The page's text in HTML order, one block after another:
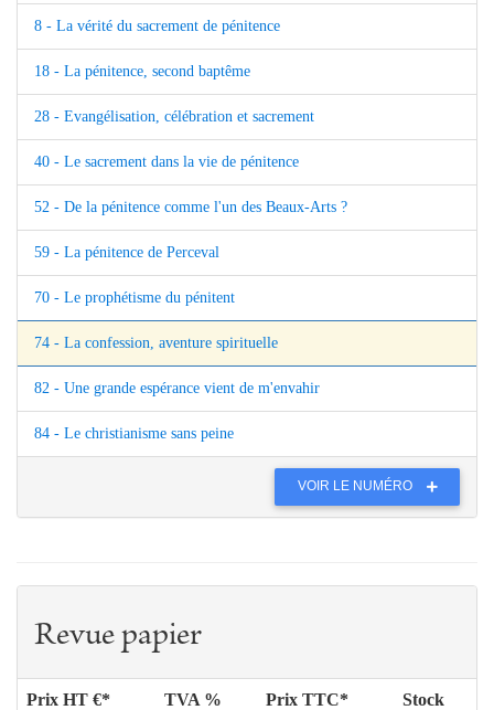
8 - La vérité du sacrement de pénitence
18 - La pénitence, second baptême
28 - Evangélisation, célébration et sacrement
40 - Le sacrement dans la vie de pénitence
52 - De la pénitence comme l'un des Beaux-Arts ?
59 - La pénitence de Perceval
70 - Le prophétisme du pénitent
74 - La confession, aventure spirituelle
82 - Une grande espérance vient de m'envahir
84 - Le christianisme sans peine
VOIR LE NUMÉRO
Revue papier
Prix HT €* TVA % Prix TTC* Stock